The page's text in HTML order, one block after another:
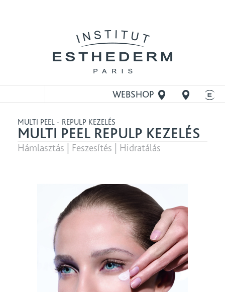
WEBSHOP
MULTI PEEL - REPULP KEZELÉS
MULTI PEEL REPULP KEZELÉS
Hámlasztás | Feszesítés | Hidratálás